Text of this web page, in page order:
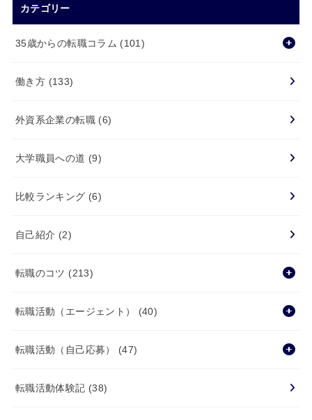
カテゴリー
35歳からの転職コラム (101)
働き方 (133)
外資系企業の転職 (6)
大学職員への道 (9)
比較ランキング (6)
自己紹介 (2)
転職のコツ (213)
転職活動（エージェント） (40)
転職活動（自己応募） (47)
転職活動体験記 (38)